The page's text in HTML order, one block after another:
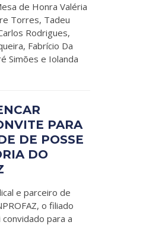
de Honra Valéria
Torres, Tadeu
Rodrigues,
Fabrício Da
Simões e Iolanda
PARA
DE POSSE
DO
e parceiro de
o filiado
para a